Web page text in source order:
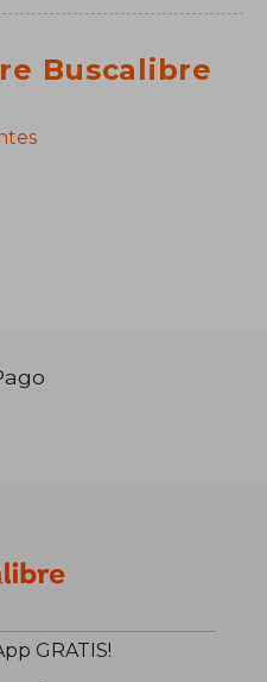
Buscalibre
GRATIS!